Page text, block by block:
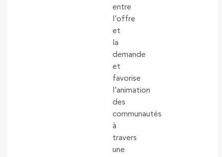
entre
l’offre
et
la
demande
et
favorise
l’animation
des
communautés
à
travers
une